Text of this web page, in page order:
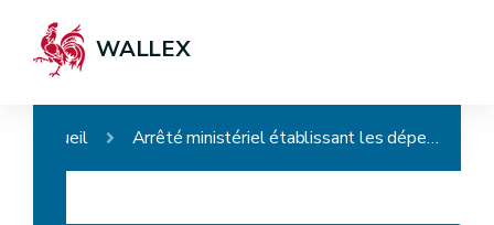
WALLEX
Accueil Arrêté ministériel établissant les dépenses éligibles dans le cadre de subventions octroyées par le Service public de Wallonie - Economie, Emploi et Recherche en matière de formation professionnelle agricole et modifiant l'arrêté ministériel du 28 janvier 2016 relatif à la formation professionnelle en matière d'agriculture